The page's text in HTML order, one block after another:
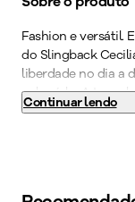
Fashion e versátil.
do Slingback
liberdade no dia a
colocá-lo. A
confortáveis e
Continuar lendo